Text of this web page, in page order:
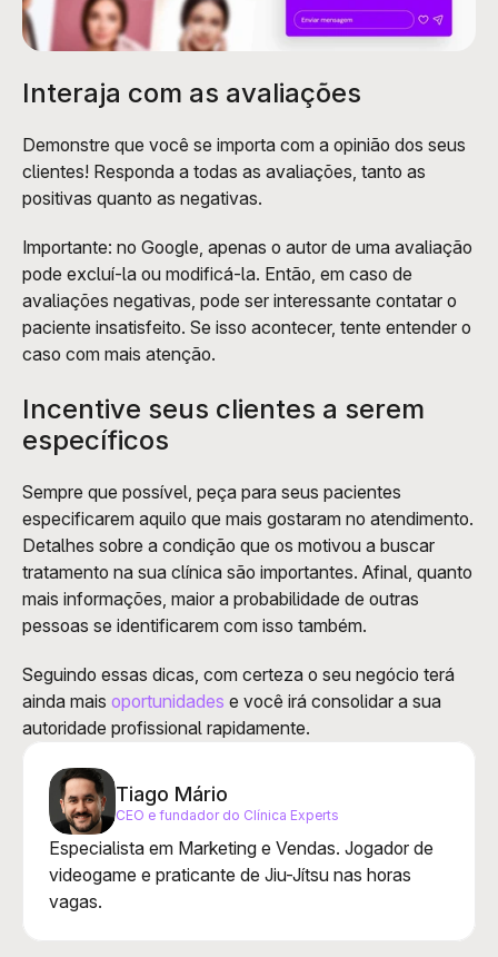
Interaja com as avaliações
Demonstre que você se importa com a opinião dos seus
clientes! Responda a todas as avaliações, tanto as
positivas quanto as negativas.
Importante: no Google, apenas o autor de uma avaliação
pode excluí-la ou modificá-la. Então, em caso de
avaliações negativas, pode ser interessante contatar o
paciente insatisfeito. Se isso acontecer, tente entender o
caso com mais atenção.
Incentive seus clientes a serem
específicos
Sempre que possível, peça para seus pacientes
especificarem aquilo que mais gostaram no atendimento.
Detalhes sobre a condição que os motivou a buscar
tratamento na sua clínica são importantes. Afinal, quanto
mais informações, maior a probabilidade de outras
pessoas se identificarem com isso também.
Seguindo essas dicas, com certeza o seu negócio terá
ainda mais oportunidades e você irá consolidar a sua
autoridade profissional rapidamente.
Tiago Mário
CEO e fundador do Clínica Experts
Especialista em Marketing e Vendas. Jogador de
videogame e praticante de Jiu-Jítsu nas horas
vagas.